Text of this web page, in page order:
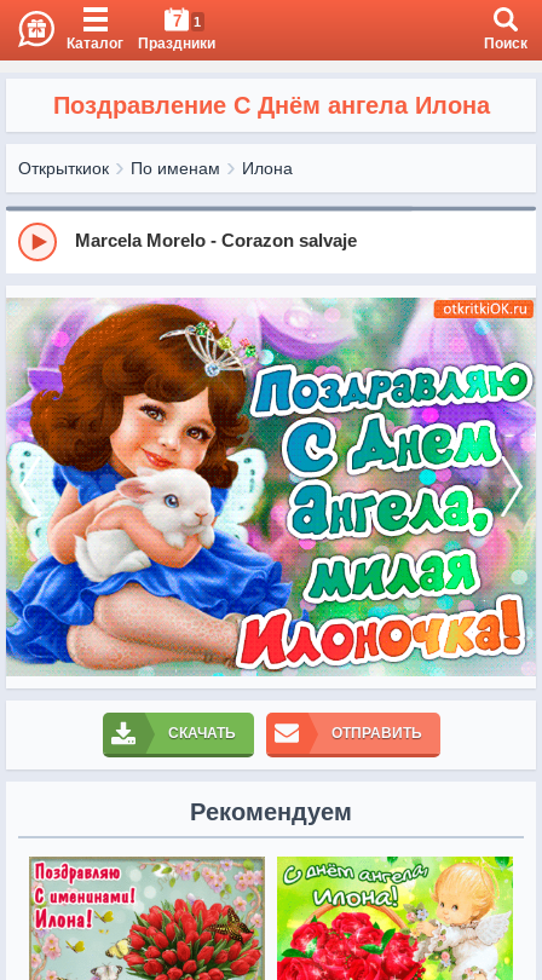
Каталог
7 1
Праздники Поиск
Поздравление С Днём ангела Илона
Открыткиок По именам Илона
Marcela Morelo - Corazon salvaje
СКАЧАТЬ ОТПРАВИТЬ
Рекомендуем